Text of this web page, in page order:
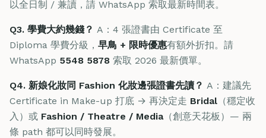
以全日制 / 兼讀，請 WhatsApp 索取最新時間表。
Q3. 學費大約幾錢？ A：4 張證書由 Certificate 至
Diploma 學費分級， 早鳥 + 限時優惠有額外折扣。請
WhatsApp 5548 5878 索取 2026 最新價單。
Q4. 新娘化妝同 Fashion 化妝邊張證書先讀？ A：建議先
Certificate in Make-up 打底 → 再決定走 Bridal （穩定收
入）或 Fashion / Theatre / Media（創意天花板）— 兩
條 path 都可以同時發展。